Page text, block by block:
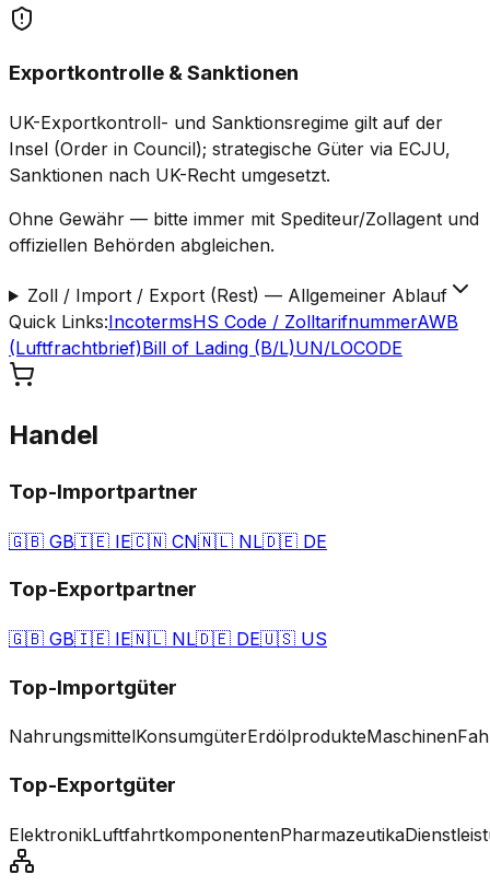
Exportkontrolle & Sanktionen
UK-Exportkontroll- und Sanktionsregime gilt auf der
Insel (Order in Council); strategische Güter via ECJU,
Sanktionen nach UK-Recht umgesetzt.
Ohne Gewähr — bitte immer mit Spediteur/Zollagent und
offiziellen Behörden abgleichen.
Zoll / Import / Export (Rest) — Allgemeiner Ablauf
Quick Links:IncotermsHS Code / ZolltarifnummerAWB
(Luftfrachtbrief)Bill of Lading (B/L)UN/LOCODE
Handel
Top-Importpartner
🇬🇧 GB🇮🇪 IE🇨🇳 CN🇳🇱 NL🇩🇪 DE
Top-Exportpartner
🇬🇧 GB🇮🇪 IE🇳🇱 NL🇩🇪 DE🇺🇸 US
Top-Importgüter
NahrungsmittelKonsumgüterErdölprodukteMaschinen
Top-Exportgüter
ElektronikLuftfahrtkomponentenPharmazeutika